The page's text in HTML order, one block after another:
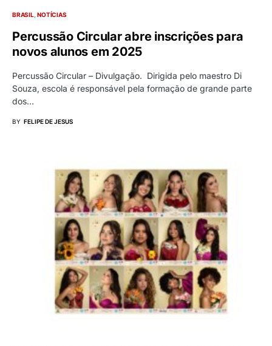
BRASIL NOTÍCIAS
Percussão Circular abre inscrições para
novos alunos em 2025
Percussão Circular – Divulgação. Dirigida pelo maestro Di
Souza, escola é responsável pela formação de grande parte
dos…
BY FELIPE DE JESUS